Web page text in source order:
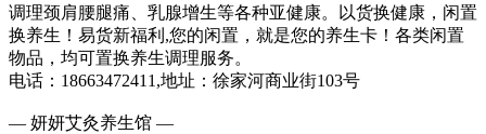
调理颈肩腰腿痛、乳腺增生等各种亚健康。以货换健康，闲置
换养生！易货新福利,您的闲置，就是您的养生卡！各类闲置
物品，均可置换养生调理服务。
电话：18663472411,地址：徐家河商业街103号
— 妍妍艾灸养生馆 —